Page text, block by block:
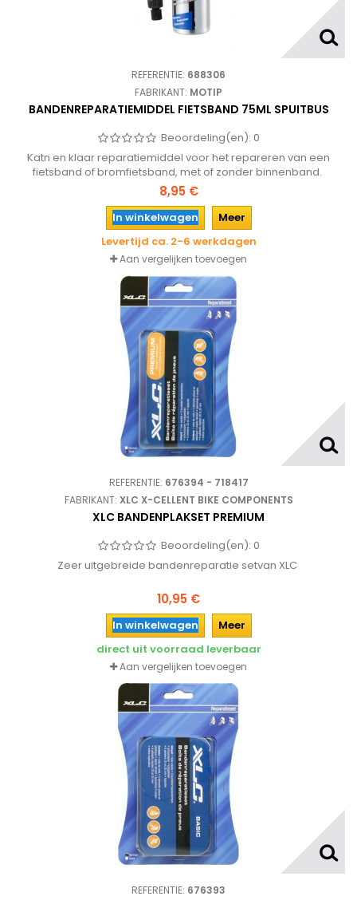
REFERENTIE: 688306
FABRIKANT: MOTIP
BANDENREPARATIEMIDDEL FIETSBAND 75ML SPUITBUS
Beoordeling(en): 0
Katn en klaar reparatiemiddel voor het repareren van een
fietsband of bromfietsband, met of zonder binnenband.
8,95 €
In winkelwagen
Meer
Levertijd ca. 2-6 werkdagen
Aan vergelijken toevoegen
REFERENTIE: 676394 - 718417
FABRIKANT: XLC X-CELLENT BIKE COMPONENTS
XLC BANDENPLAKSET PREMIUM
Beoordeling(en): 0
Zeer uitgebreide bandenreparatie setvan XLC
10,95 €
In winkelwagen
Meer
direct uit voorraad leverbaar
Aan vergelijken toevoegen
REFERENTIE: 676393